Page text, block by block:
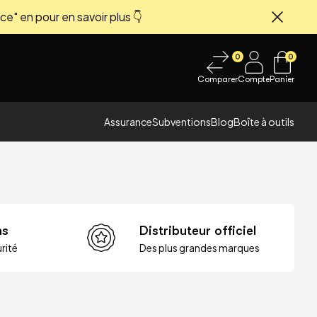
en pour en savoir plus 👇
0
ComparerCompte
0
Panier
AssuranceSubventionsBlogBoîte à outils
Distributeur officiel
Des plus grandes marques